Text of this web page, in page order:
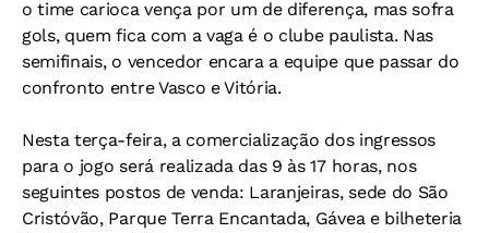
o time carioca vença por um de diferença, mas sofra
gols, quem fica com a vaga é o clube paulista. Nas
semifinais, o vencedor encara a equipe que passar do
confronto entre Vasco e Vitória.
Nesta terça-feira, a comercialização dos ingressos
para o jogo será realizada das 9 às 17 horas, nos
seguintes postos de venda: Laranjeiras, sede do São
Cristóvão, Parque Terra Encantada, Gávea e bilheteria